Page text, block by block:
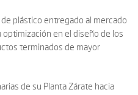
plástico entregado al mercado
en el diseño de los
terminados de mayor
de su Planta Zárate hacia